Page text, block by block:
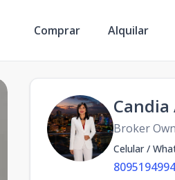
Comprar Alquilar
Candia
Broker
Celular /
8095194994